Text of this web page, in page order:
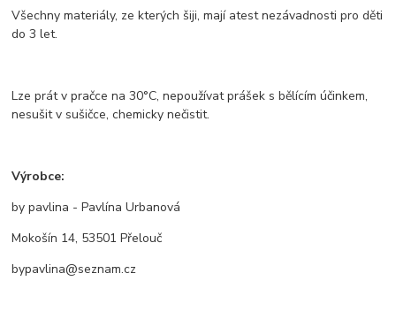
Všechny materiály, ze kterých šiji, mají atest nezávadnosti pro děti
do 3 let.
Lze prát v pračce na 30°C, nepoužívat prášek s bělícím účinkem,
nesušit v sušičce, chemicky nečistit.
Výrobce:
by pavlina - Pavlína Urbanová
Mokošín 14, 53501 Přelouč
bypavlina@seznam.cz